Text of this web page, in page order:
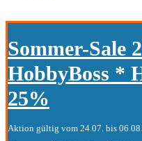
Sommer-Sale
HobbyBoss *
25%
Aktion gültig vom 24.07. bis